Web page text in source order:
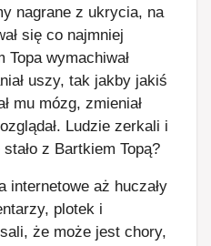
nagrane z ukrycia, na
się co najmniej
wymachiwał
uszy, tak jakby jakiś
mu mózg, zmieniał
Ludzie zerkali i
z Bartkiem Topą?
internetowe aż huczały
plotek i
że może jest chory,